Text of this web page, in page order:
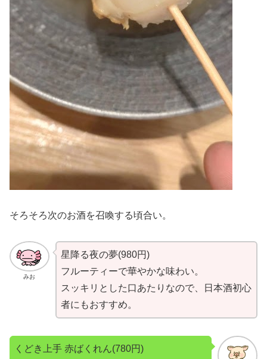
そろそろ次のお酒を召喚する頃合い。
みお
星降る夜の夢(980円)
フルーティーで華やかな味わい。
スッキリとした口あたりなので、日本酒初心
者にもおすすめ。
くどき上手 赤ばくれん(780円)